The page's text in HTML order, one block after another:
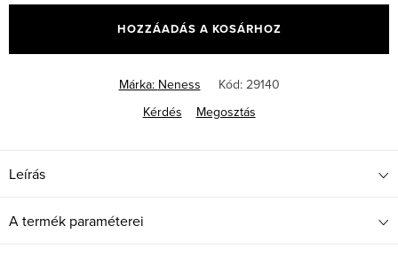
HOZZÁADÁS A KOSÁRHOZ
Márka: Neness Kód: 29140
Kérdés
Megosztás
Leírás
A termék paraméterei